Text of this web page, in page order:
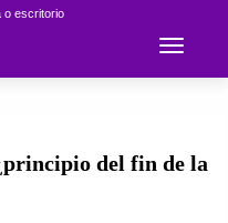
o escritorio
Toggle
del fin de la